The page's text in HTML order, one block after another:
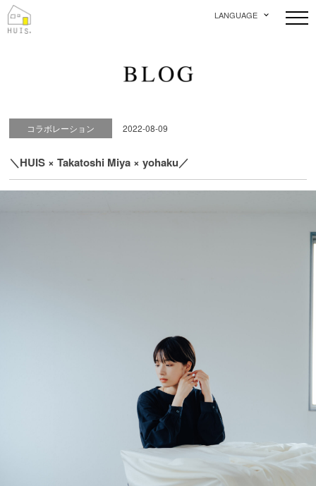
LANGUAGE
コラボレーション 2022-08-09
＼HUIS × Takatoshi Miya × yohaku／